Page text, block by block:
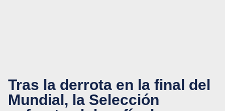
Tras la derrota en la final del
Mundial, la Selección